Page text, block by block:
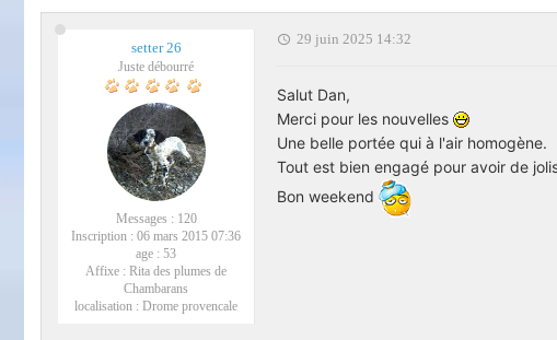
setter 26
Juste débourré
Messages : 120
Inscription : 06 mars 2015 07:36
age : 53
Affixe : Rita des plumes de
Chambarans
localisation : Drome provencale
29 juin 2025 14:32
Salut Dan,
Merci pour les nouvelles
Une belle portée qui à l'air homogène.
Tout est bien engagé pour avoir de
Bon weekend